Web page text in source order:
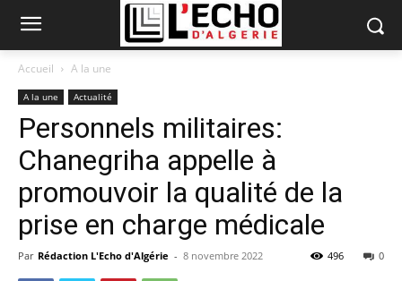
Accueil A la une
A la une Actualité
Personnels militaires:
Chanegriha appelle à
promouvoir la qualité de la
prise en charge médicale
Par Rédaction L'Echo d'Algérie - 8 novembre 2022 0
496